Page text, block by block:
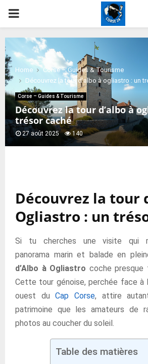
PRIMARY
MENU
Home
Corse – Guides & Tourisme
Découvrez la tour d’albo à ogliastro : un
Corse – Guides & Tourisme
Découvrez la tour d’albo à
trésor caché
27 août 2025 140
Découvrez la tour
Ogliastro : un
Si tu cherches une visite qui
panorama marin et balade en
d’Albo à Ogliastro coche presque
Cette tour génoise, perchée face à
ouest duCap Corse, attire
patrimoine que les amateurs de
photos au coucher du soleil.
Table des matières